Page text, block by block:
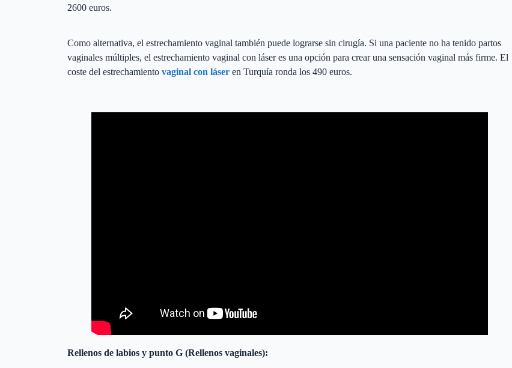
2600 euros.
Como alternativa, el estrechamiento vaginal también puede lograrse sin cirugía. Si una paciente no ha tenido partos
vaginales múltiples, el estrechamiento vaginal con láser es una opción para crear una sensación vaginal más firme. El
coste del estrechamiento vaginal con láser en Turquía ronda los 490 euros.
Cirugías Plásticas Vaginales Costo en Turquía
Rellenos de labios y punto G (Rellenos vaginales):